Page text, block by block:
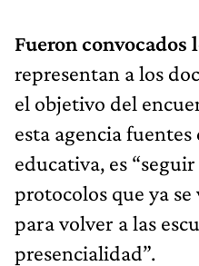
Fueron convocados
representan a los
el objetivo del
esta agencia
educativa, es
protocolos que ya
para volver a las
presencialidad”.